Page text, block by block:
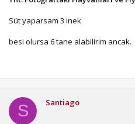
Süt yaparsam 3 inek
besi olursa 6 tane alabilirim ancak.
S Santiago